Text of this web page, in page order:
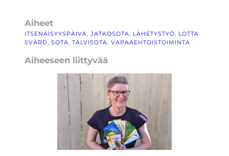
Aiheet
ITSENÄISYYSPÄIVÄ, JATKOSOTA, LÄHETYSTYÖ, LOTTA
SVÄRD, SOTA, TALVISOTA, VAPAAEHTOISTOIMINTA
Aiheeseen liittyvää